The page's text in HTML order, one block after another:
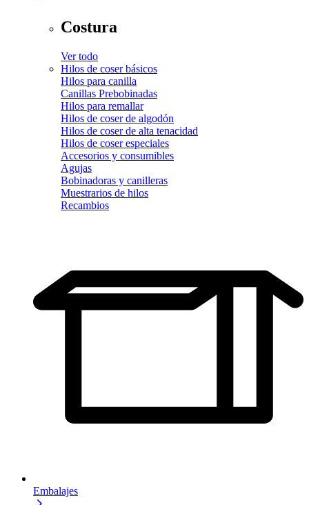
Costura
Ver todo
Hilos de coser básicos
Hilos para canilla
Canillas Prebobinadas
Hilos para remallar
Hilos de coser de algodón
Hilos de coser de alta tenacidad
Hilos de coser especiales
Accesorios y consumibles
Agujas
Bobinadoras y canilleras
Muestrarios de hilos
Recambios
Embalajes